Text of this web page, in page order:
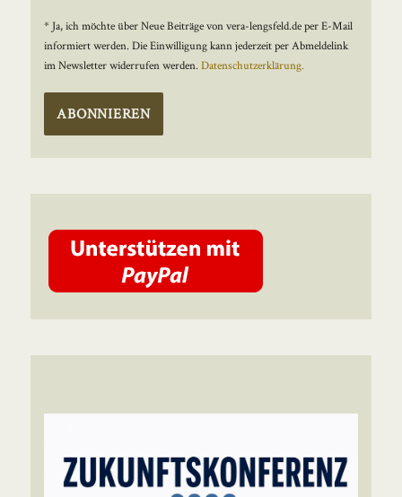
* Ja, ich möchte über Neue Beiträge von vera-lengsfeld.de per E-Mail
informiert werden. Die Einwilligung kann jederzeit per Abmeldelink
im Newsletter widerrufen werden.Datenschutzerklärung.